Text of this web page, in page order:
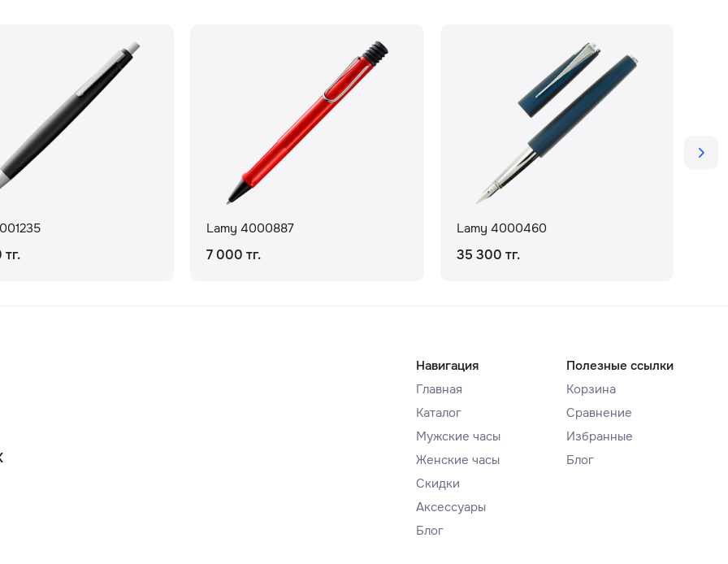
Lamy 4000887
7 000 тг.
Lamy 4000460
35 300 тг.
Навигация
Главная
Каталог
Мужские часы
Женские часы
Скидки
Аксессуары
Блог
Полезные ссылки
Корзина
Сравнение
Избранные
Блог